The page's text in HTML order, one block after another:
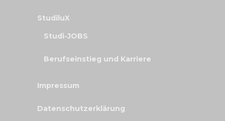
StudiluX
Studi-JOBS
Berufseinstieg und Karriere
Impressum
Datenschutzerklärung